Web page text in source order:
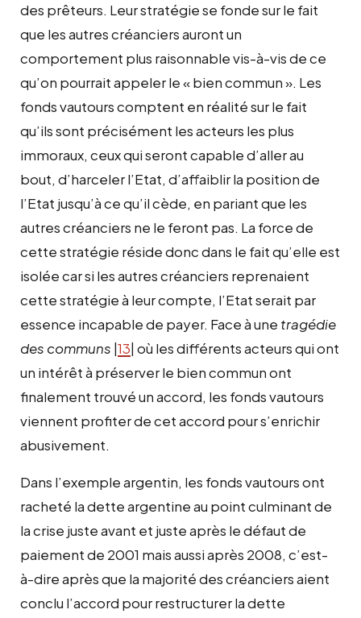
des prêteurs. Leur stratégie se fonde sur le fait
que les autres créanciers auront un
comportement plus raisonnable vis-à-vis de ce
qu’on pourrait appeler le « bien commun ». Les
fonds vautours comptent en réalité sur le fait
qu’ils sont précisément les acteurs les plus
immoraux, ceux qui seront capable d’aller au
bout, d’harceler l’Etat, d’affaiblir la position de
l’Etat jusqu’à ce qu’il cède, en pariant que les
autres créanciers ne le feront pas. La force de
cette stratégie réside donc dans le fait qu’elle est
isolée car si les autres créanciers reprenaient
cette stratégie à leur compte, l’Etat serait par
essence incapable de payer. Face à une tragédie
des communs |13| où les différents acteurs qui ont
un intérêt à préserver le bien commun ont
finalement trouvé un accord, les fonds vautours
viennent profiter de cet accord pour s’enrichir
abusivement.
Dans l’exemple argentin, les fonds vautours ont
racheté la dette argentine au point culminant de
la crise juste avant et juste après le défaut de
paiement de 2001 mais aussi après 2008, c’est-
à-dire après que la majorité des créanciers aient
conclu l’accord pour restructurer la dette